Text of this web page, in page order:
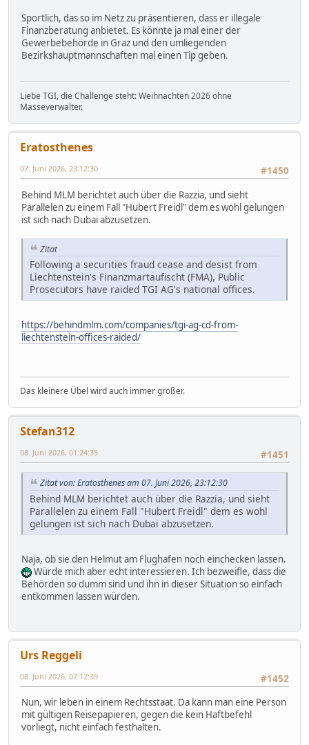
Sportlich, das so im Netz zu präsentieren, dass er illegale
Finanzberatung anbietet. Es könnte ja mal einer der
Gewerbebehörde in Graz und den umliegenden
Bezirkshauptmannschaften mal einen Tip geben.
Liebe TGI, die Challenge steht: Weihnachten 2026 ohne
Masseverwalter.
Eratosthenes
#1450
07. Juni 2026, 23:12:30
Behind MLM berichtet auch über die Razzia, und sieht
Parallelen zu einem Fall "Hubert Freidl" dem es wohl gelungen
ist sich nach Dubai abzusetzen.
Zitat
Following a securities fraud cease and desist from
Liechtenstein's Finanzmartaufischt (FMA), Public
Prosecutors have raided TGI AG's national offices.
https://behindmlm.com/companies/tgi-ag-cd-from-
liechtenstein-offices-raided/
Das kleinere Übel wird auch immer größer.
Stefan312
#1451
08. Juni 2026, 01:24:35
Zitat von: Eratosthenes am 07. Juni 2026, 23:12:30
Behind MLM berichtet auch über die Razzia, und sieht
Parallelen zu einem Fall "Hubert Freidl" dem es wohl
gelungen ist sich nach Dubai abzusetzen.
Naja, ob sie den Helmut am Flughafen noch einchecken lassen.
Würde mich aber echt interessieren. Ich bezweifle, dass die
Behörden so dumm sind und ihn in dieser Situation so einfach
entkommen lassen würden.
Urs Reggeli
#1452
08. Juni 2026, 07:12:39
Nun, wir leben in einem Rechtsstaat. Da kann man eine Person
mit gültigen Reisepapieren, gegen die kein Haftbefehl
vorliegt, nicht einfach festhalten.